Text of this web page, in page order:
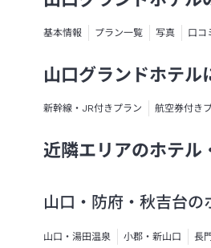
基本情報 プラン一覧 写真 口コ
山口グランドホテル
新幹線・JR付きプラン 航空券付き
近隣エリアのホテル
山口・防府・秋吉台
山口・湯田温泉 小郡・新山口 長